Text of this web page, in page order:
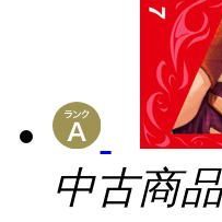
中古商品